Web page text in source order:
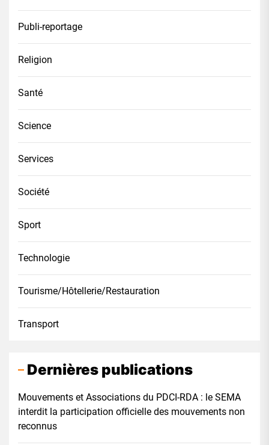
Publi-reportage
Religion
Santé
Science
Services
Société
Sport
Technologie
Tourisme/Hôtellerie/Restauration
Transport
Dernières publications
Mouvements et Associations du PDCI-RDA : le SEMA
interdit la participation officielle des mouvements non
reconnus